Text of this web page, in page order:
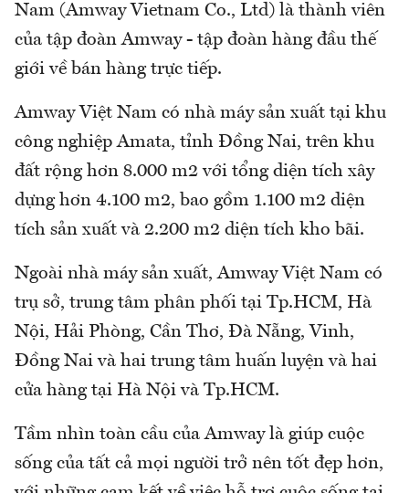
Nam (Amway Vietnam Co., Ltd) là thành viên
của tập đoàn Amway - tập đoàn hàng đầu thế
giới về bán hàng trực tiếp.
Amway Việt Nam có nhà máy sản xuất tại khu
công nghiệp Amata, tỉnh Đồng Nai, trên khu
đất rộng hơn 8.000 m2 với tổng diện tích xây
dựng hơn 4.100 m2, bao gồm 1.100 m2 diện
tích sản xuất và 2.200 m2 diện tích kho bãi.
Ngoài nhà máy sản xuất, Amway Việt Nam có
trụ sở, trung tâm phân phối tại Tp.HCM, Hà
Nội, Hải Phòng, Cần Thơ, Đà Nẵng, Vinh,
Đồng Nai và hai trung tâm huấn luyện và hai
cửa hàng tại Hà Nội và Tp.HCM.
Tầm nhìn toàn cầu của Amway là giúp cuộc
sống của tất cả mọi người trở nên tốt đẹp hơn,